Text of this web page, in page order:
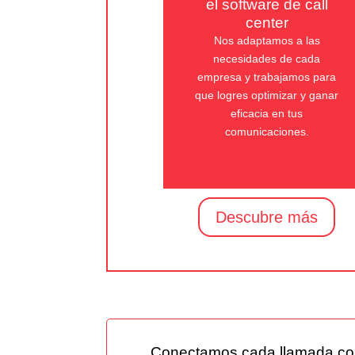
el software de call
center
Nos adaptamos a las
necesidades de cada
empresa y trabajamos para
que logres optimizar y ganar
eficacia en tus
comunicaciones.
Descubre más